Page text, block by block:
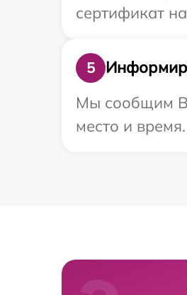
сертификат
5
Мы сообщим
место и время.